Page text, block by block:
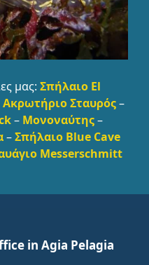
μας: Σπήλαιο El
Ακρωτήριο Σταυρός–
– Μονοναύτης–
–Σπήλαιο Blue Cave
Messerschmitt
in Agia Pelagia